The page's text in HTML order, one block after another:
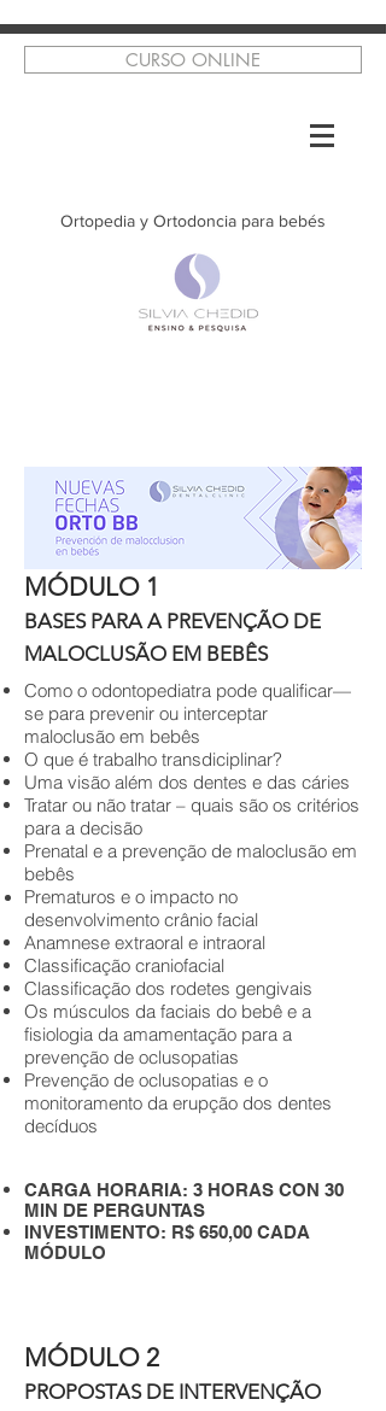
CURSO ONLINE
Ortopedia y Ortodoncia para bebés
MÓDULO 1
BASES PARA A PREVENÇÃO DE
MALOCLUSÃO EM BEBÊS
Como o odontopediatra pode qualificar—
se para prevenir ou interceptar
maloclusão em bebês
O que é trabalho transdiciplinar?
Uma visão além dos dentes e das cáries
Tratar ou não tratar – quais são os critérios
para a decisão
Prenatal e a prevenção de maloclusão em
bebês
Prematuros e o impacto no
desenvolvimento crânio facial
Anamnese extraoral e intraoral
Classificação craniofacial
Classificação dos rodetes gengivais
Os músculos da faciais do bebê e a
fisiologia da amamentação para a
prevenção de oclusopatias
Prevenção de oclusopatias e o
monitoramento da erupção dos dentes
decíduos
CARGA HORARIA: 3 HORAS CON 30
MIN DE PERGUNTAS
INVESTIMENTO: R$ 650,00 CADA
MÓDULO
MÓDULO 2
PROPOSTAS DE INTERVENÇÃO